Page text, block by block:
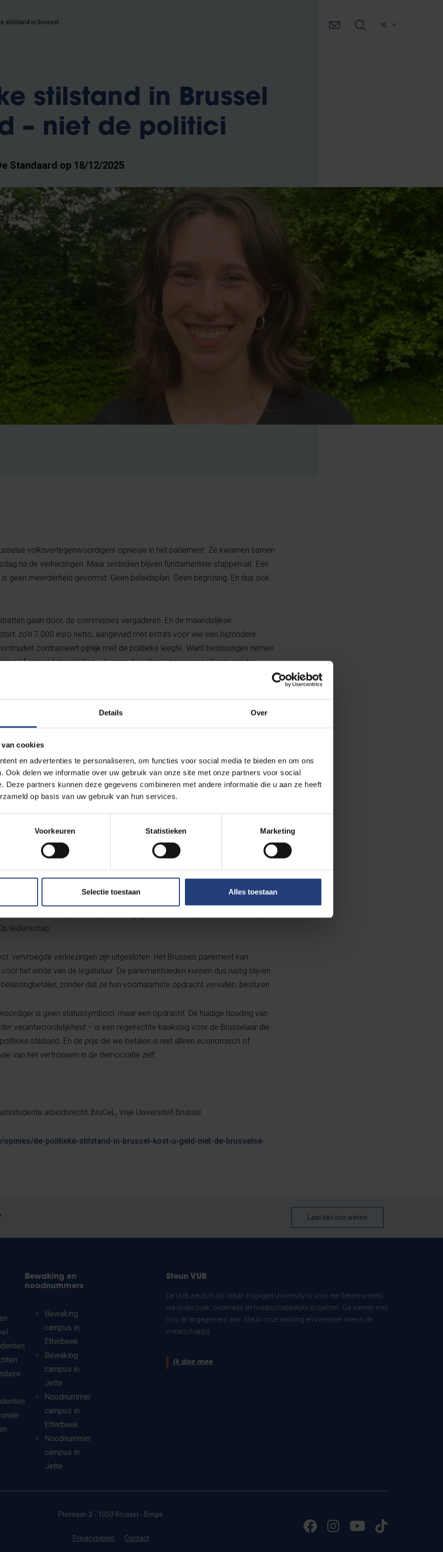
Details Over
van cookies
en advertenties te personaliseren, om functies voor social media te bieden en om ons
Ook delen we informatie over uw gebruik van onze site met onze partners voor social
Deze partners kunnen deze gegevens combineren met andere informatie die u aan ze heeft
op basis van uw gebruik van hun services.
Voorkeuren Statistieken Marketing
Selectie toestaan Alles toestaan
NL
stilstand in Brussel
– niet de politici
Standaard op 18/12/2025
volksvertegenwoordigers opnieuw in het parlement. Ze kwamen samen
na de verkiezingen. Maar sindsdien blijven fundamentele stappen uit. Een
geen meerderheid gevormd. Geen beleidsplan. Geen begroting. En dus ook:
gaan door, de commissies vergaderen. En de maandelijkse
zo’n 7.000 euro netto, aangevuld met extra’s voor wie een bijzondere
contrasteert pijnlijk met de politieke leegte. Want beslissingen nemen
of armoedebestrijding – kunnen de volksvertegenwoordigers zonder
de vergoedingen tijdelijk te koppelen aan aanwezigheid of aan daadwerkelijke
stilletjes in commissies. Een kleine verplichte loonsverlaging wordt
Dat politieke stilstand uw probleem is, niet dat van hen. Dat er wel
Dat het mogelijk is om structurele problemen maandenlang te laten
gevolgen.
investeringsdossiers blijven geblokkeerd: Metro 3, de heraanleg van
– allemaal vast in een politiek vacuüm. Organisaties wachten
in de sociale sector brokkelt af. De administratie werkt met
van vorig jaar. Nieuwe impulsen? Nul.
is dat er géén systeemfout hoeft te zijn. Natuurlijk is België institutioneel
leiderschap.
vervroegde verkiezingen zijn uitgesloten. Het Brussels parlement kan
het einde van de legislatuur. De parlementsleden kunnen dus rustig blijven
zonder dat ze hun voornaamste opdracht vervullen: besturen.
is geen statussymbool, maar een opdracht. De huidige houding van
verantwoordelijkheid – is een regelrechte kaakslag voor de Brusselaar die
stilstand. En de prijs die we betalen is niet alleen economisch of
van het vertrouwen in de democratie zelf.
arbeidsrecht, BruCeL, Vrije Universiteit Brussel
opinies/de-politieke-stilstand-in-brussel-kost-u-geld-niet-de-brusselse-
Laat het ons weten
Bewaking en
noodnummers
Bewaking
campus in
Etterbeek
Bewaking
campus in
Jette
Noodnummer
campus in
Etterbeek
Noodnummer
campus in
Jette
Steun VUB
De VUB zet zich als Urban Engaged University in voor een betere wereld
via onderzoek, onderwijs en maatschappelijke projecten. Ga samen met
ons dit engagement aan. Steun onze werking en investeer mee in de
maatschappij.
Ik doe mee
Pleinlaan 2 - 1050 Brussel - België
Privacybeleid Contact